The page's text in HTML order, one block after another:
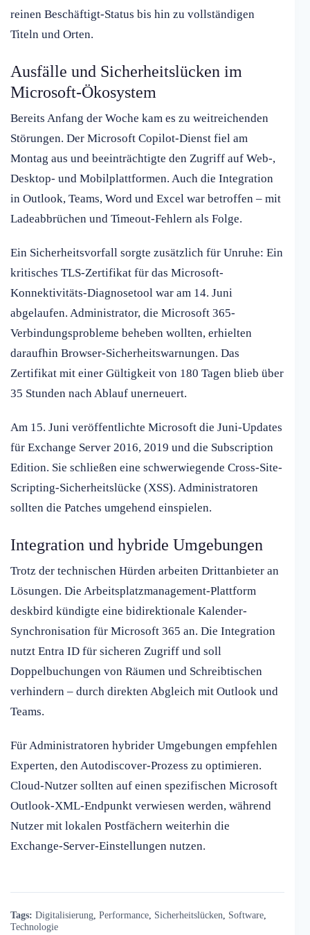
reinen Beschäftigt-Status bis hin zu vollständigen
Titeln und Orten.
Ausfälle und Sicherheitslücken im
Microsoft-Ökosystem
Bereits Anfang der Woche kam es zu weitreichenden
Störungen. Der Microsoft Copilot-Dienst fiel am
Montag aus und beeinträchtigte den Zugriff auf Web-,
Desktop- und Mobilplattformen. Auch die Integration
in Outlook, Teams, Word und Excel war betroffen – mit
Ladeabbrüchen und Timeout-Fehlern als Folge.
Ein Sicherheitsvorfall sorgte zusätzlich für Unruhe: Ein
kritisches TLS-Zertifikat für das Microsoft-
Konnektivitäts-Diagnosetool war am 14. Juni
abgelaufen. Administrator, die Microsoft 365-
Verbindungsprobleme beheben wollten, erhielten
daraufhin Browser-Sicherheitswarnungen. Das
Zertifikat mit einer Gültigkeit von 180 Tagen blieb über
35 Stunden nach Ablauf unerneuert.
Am 15. Juni veröffentlichte Microsoft die Juni-Updates
für Exchange Server 2016, 2019 und die Subscription
Edition. Sie schließen eine schwerwiegende Cross-Site-
Scripting-Sicherheitslücke (XSS). Administratoren
sollten die Patches umgehend einspielen.
Integration und hybride Umgebungen
Trotz der technischen Hürden arbeiten Drittanbieter an
Lösungen. Die Arbeitsplatzmanagement-Plattform
deskbird kündigte eine bidirektionale Kalender-
Synchronisation für Microsoft 365 an. Die Integration
nutzt Entra ID für sicheren Zugriff und soll
Doppelbuchungen von Räumen und Schreibtischen
verhindern – durch direkten Abgleich mit Outlook und
Teams.
Für Administratoren hybrider Umgebungen empfehlen
Experten, den Autodiscover-Prozess zu optimieren.
Cloud-Nutzer sollten auf einen spezifischen Microsoft
Outlook-XML-Endpunkt verwiesen werden, während
Nutzer mit lokalen Postfächern weiterhin die
Exchange-Server-Einstellungen nutzen.
Tags: Digitalisierung Performance Sicherheitslücken Software
Technologie